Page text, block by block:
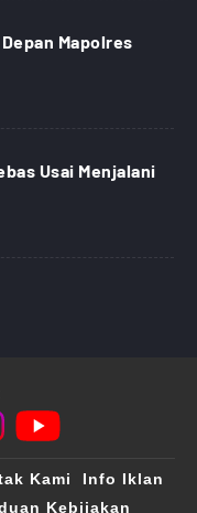
Mapolres
Usai Menjalani
Kami
Info Iklan
Kebijakan